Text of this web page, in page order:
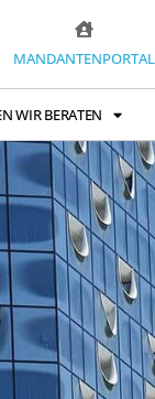
MANDANTENPORTAL
WIR BERATEN